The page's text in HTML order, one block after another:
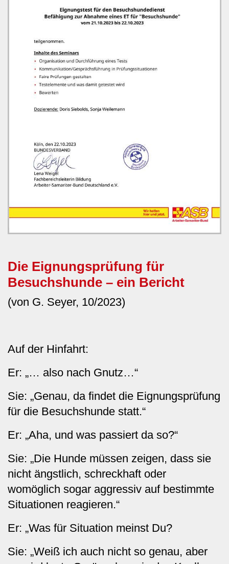
Die Eignungsprüfung für
Besuchshunde – ein Bericht
(von G. Seyer, 10/2023)
Auf der Hinfahrt:
Er: „… also nach Gnutz…“
Sie: „Genau, da findet die Eignungsprüfung
für die Besuchshunde statt.“
Er: „Aha, und was passiert da so?“
Sie: „Die Hunde müssen zeigen, dass sie
nicht ängstlich, schreckhaft oder
womöglich sogar aggressiv auf bestimmte
Situationen reagieren.“
Er: „Was für Situation meinst Du?
Sie: „Weiß ich auch nicht so genau, aber